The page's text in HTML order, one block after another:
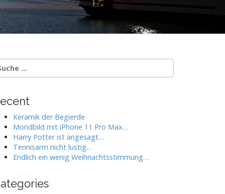
Keramik der Begierde
Mondbild mit iPhone 11 Pro Max…
Harry Potter ist angesagt…
Tennisarm nicht lustig…
Endlich ein wenig Weihnachtsstimmung…